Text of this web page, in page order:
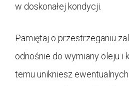
w doskonałej kondycji.
Pamiętaj o przestrzeganiu
odnośnie do wymiany oleju i
temu unikniesz